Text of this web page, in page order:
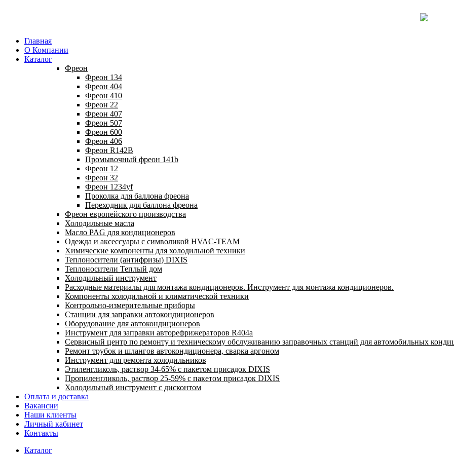
Главная
О Компании
Каталог
Фреон
Фреон 134
Фреон 404
Фреон 410
Фреон 22
Фреон 407
Фреон 507
Фреон 600
Фреон 406
Фреон R142B
Промывочный фреон 141b
Фреон 12
Фреон 32
Фреон 1234yf
Проколка для баллона фреона
Переходник для баллона фреона
Фреон европейского производства
Холодильные масла
Масло PAG для кондиционеров
Одежда и аксессуары с символикой HVAC-TEAM
Химические компоненты для холодильной техники
Теплоносители (антифризы) DIXIS
Теплоносители Теплый дом
Холодильный инструмент
Расходные материалы для монтажа кондиционеров. Инструмент для монтажа кондиционеров.
Компоненты холодильной и климатической техники
Контрольно-измерительные приборы
Станции для заправки автокондиционеров
Оборудование для автокондиционеров
Инструмент для заправки авторефрижераторов R404a
Сервисный центр по ремонту и техническому обслуживанию заправочных станций для автомобильных
Ремонт трубок и шлангов автокондиционера, сварка аргоном
Инструмент для ремонта холодильников
Этиленгликоль, раствор 34-65% с пакетом присадок DIXIS
Пропиленгликоль, раствор 25-59% с пакетом присадок DIXIS
Холодильный инструмент с дисконтом
Оплата и доставка
Вакансии
Наши клиенты
Личный кабинет
Контакты
Каталог